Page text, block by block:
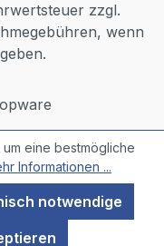
zzgl.
wenn
eine bestmögliche
Informationen ...
notwendige